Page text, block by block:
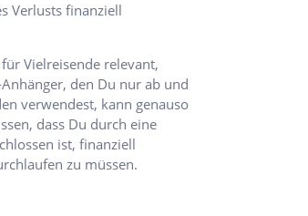
Verlusts finanziell
Vielreisende relevant,
den Du nur ab und
verwendest, kann genauso
dass Du durch eine
ist, finanziell
zu müssen.